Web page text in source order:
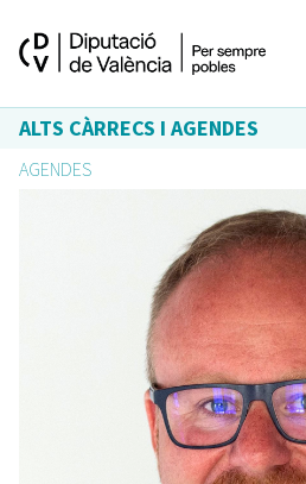
ALTS CÀRRECS I AGENDES
AGENDES